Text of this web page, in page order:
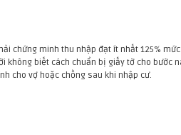
chứng minh thu nhập đạt ít nhất 125%
biết cách chuẩn bị giấy tờ cho bước
cho vợ hoặc chồng sau khi nhập cư.